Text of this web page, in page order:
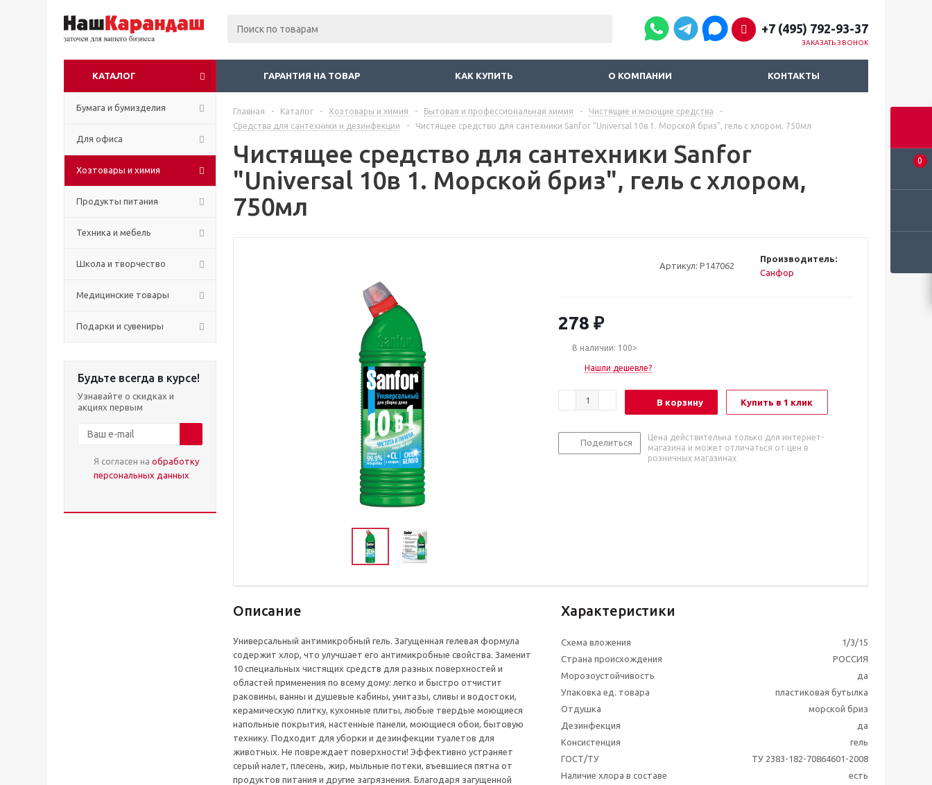
0
+7 (495) 792-93-37
ЗАКАЗАТЬ ЗВОНОК
КАТАЛОГ ГАРАНТИЯ НА ТОВАР КАК КУПИТЬ О КОМПАНИИ КОНТАКТЫ
Бумага и бумизделия
Для офиса
Хозтовары и химия
Продукты питания
Техника и мебель
Школа и творчество
Медицинские товары
Подарки и сувениры
Будьте всегда в курсе!
Узнавайте о скидках и
акциях первым
Я согласен на обработку
персональных данных
Главная - Каталог - Хозтовары и химия - Бытовая и профессиональная химия - Чистящие и моющие средства
-
Средства для сантехники и дезинфекции
- Чистящее средство для сантехники Sanfor "Universal 10в 1. Морской бриз", гель с хлором, 750мл
Чистящее средство для сантехники Sanfor
"Universal 10в 1. Морской бриз", гель с хлором,
750мл
Артикул: Р147062
Производитель:
Санфор
278 ₽
В наличии: 100>
Нашли дешевле?
В корзину Купить в 1 клик
Поделиться
Цена действительна только для интернет-
магазина и может отличаться от цен в
розничных магазинах
Описание
Универсальный антимикробный гель. Загущенная гелевая формула
содержит хлор, что улучшает его антимикробные свойства. Заменит
10 специальных чистящих средств для разных поверхностей и
областей применения по всему дому: легко и быстро отчистит
раковины, ванны и душевые кабины, унитазы, сливы и водостоки,
керамическую плитку, кухонные плиты, любые твердые моющиеся
напольные покрытия, настенные панели, моющиеся обои, бытовую
технику. Подходит для уборки и дезинфекции туалетов для
животных. Не повреждает поверхности! Эффективно устраняет
серый налет, плесень, жир, мыльные потеки, въевшиеся пятна от
продуктов питания и другие загрязнения. Благодаря загущенной
Характеристики
Схема вложения
1/3/15
Страна происхождения
РОССИЯ
Морозоустойчивость
да
Упаковка ед. товара
пластиковая бутылка
Отдушка
морской бриз
Дезинфекция
да
Консистенция
гель
ГОСТ/ТУ
ТУ 2383-182-70864601-2008
Наличие хлора в составе
есть